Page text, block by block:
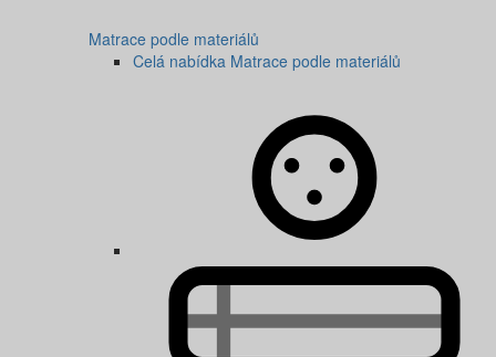
Matrace podle materiálů
Celá nabídka Matrace podle materiálů